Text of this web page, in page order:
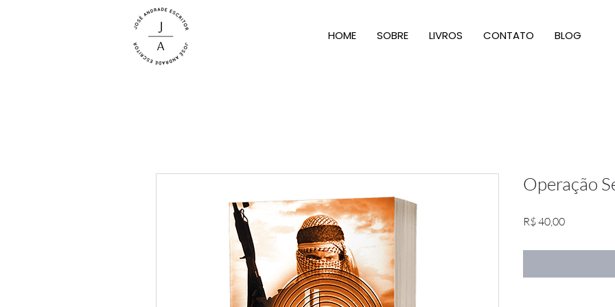
HOME SOBRE LIVROS CONTATO BLOG
Operação
R$ 40,00Preço